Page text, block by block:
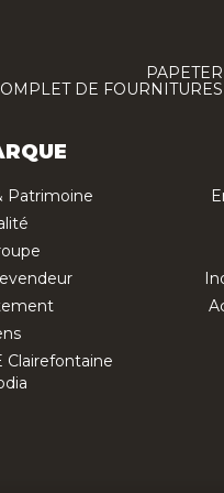
DE
Patrimoine
Clairefontaine